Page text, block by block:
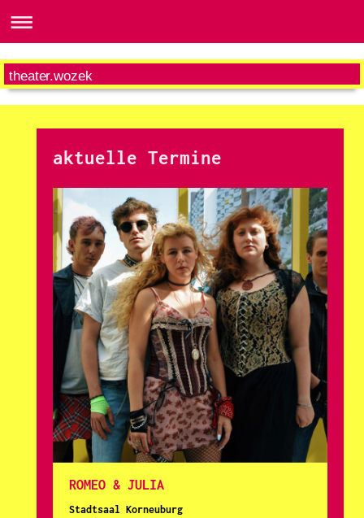
theater.wozek
aktuelle Termine
ROMEO & JULIA
Stadtsaal Korneuburg